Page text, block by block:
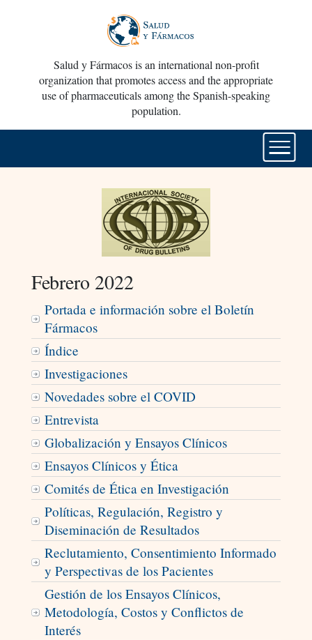
Salud y Fármacos is an international non-profit
organization that promotes access and the appropriate
use of pharmaceuticals among the Spanish-speaking
population.
Febrero 2022
Portada e información sobre el Boletín
Fármacos
Índice
Investigaciones
Novedades sobre el COVID
Entrevista
Globalización y Ensayos Clínicos
Ensayos Clínicos y Ética
Comités de Ética en Investigación
Políticas, Regulación, Registro y
Diseminación de Resultados
Reclutamiento, Consentimiento Informado
y Perspectivas de los Pacientes
Gestión de los Ensayos Clínicos,
Metodología, Costos y Conflictos de
Interés